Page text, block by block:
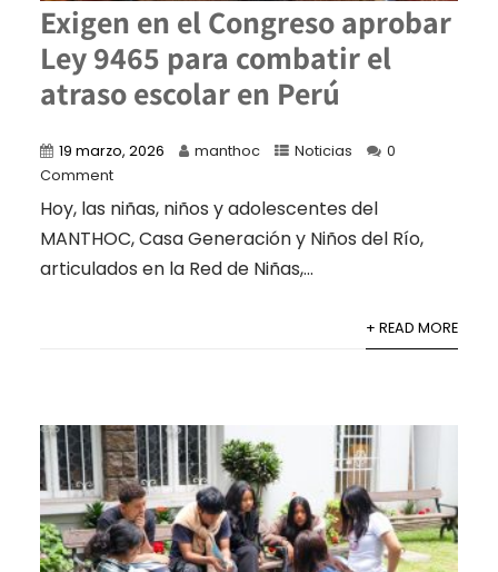
Exigen en el Congreso aprobar
Ley 9465 para combatir el
atraso escolar en Perú
19 marzo, 2026 manthoc Noticias
0
Comment
Hoy, las niñas, niños y adolescentes del
MANTHOC, Casa Generación y Niños del Río,
articulados en la Red de Niñas,...
+ READ MORE